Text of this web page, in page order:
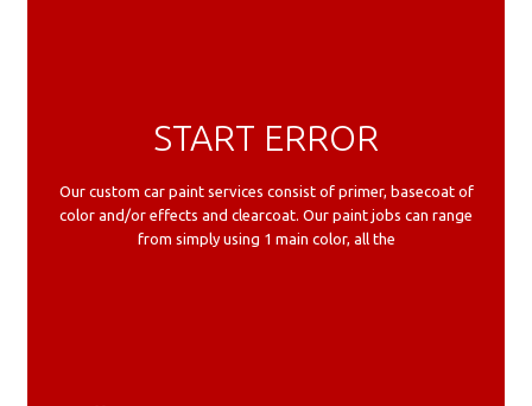
START ERROR
Our custom car paint services consist of primer, basecoat of
color and/or effects and clearcoat. Our paint jobs can range
from simply using 1 main color, all the